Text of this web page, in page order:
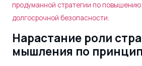
продуманной стратегии по повышению
долгосрочной безопасности.
Нарастание роли
мышления по